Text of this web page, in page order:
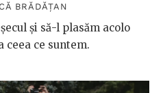
BRĂDĂȚAN
și să-l plasăm acolo
ceea ce suntem.